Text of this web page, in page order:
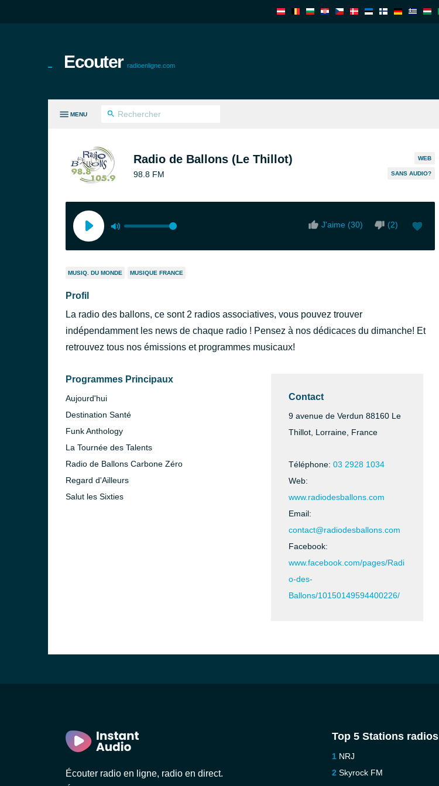
Ecouter radioenligne.com
MENU
Radio de Ballons (Le Thillot)
98.8 FM
WEB
SANS AUDIO?
J'aime (30) (2)
MUSIQ. DU MONDE MUSIQUE FRANCE
Profil
La radio des ballons, ce sont 2 radios associatives, vous pouvez trouver
indépendamment les news de chaque radio ! Pensez à nos dédicaces du dimanche! Et
retrouvez tous nos émissions et programmes musicaux!
Programmes Principaux
Aujourd'hui
Destination Santé
Funk Anthology
La Tournée des Talents
Radio de Ballons Carbone Zéro
Regard d'Ailleurs
Salut les Sixties
Contact
9 avenue de Verdun 88160 Le
Thillot, Lorraine, France
Téléphone: 03 2928 1034
Web:
www.radiodesballons.com
Email:
contact@radiodesballons.com
Facebook:
www.facebook.com/pages/Radi
o-des-
Ballons/10150149594400226/
Écouter radio en ligne, radio en direct.
Top 5 Stations radios
NRJ
Skyrock FM